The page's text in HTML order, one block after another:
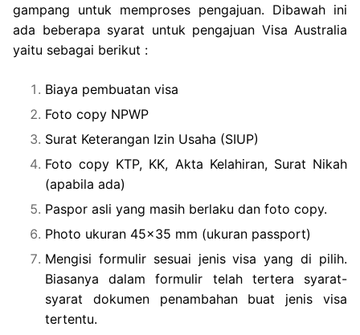
gampang untuk memproses pengajuan. Dibawah ini
ada beberapa syarat untuk pengajuan Visa Australia
yaitu sebagai berikut :
Biaya pembuatan visa
Foto copy NPWP
Surat Keterangan Izin Usaha (SIUP)
Foto copy KTP, KK, Akta Kelahiran, Surat Nikah
(apabila ada)
Paspor asli yang masih berlaku dan foto copy.
Photo ukuran 45×35 mm (ukuran passport)
Mengisi formulir sesuai jenis visa yang di pilih.
Biasanya dalam formulir telah tertera syarat-
syarat dokumen penambahan buat jenis visa
tertentu.